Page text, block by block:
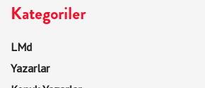
Kategoriler
LMd
Yazarlar